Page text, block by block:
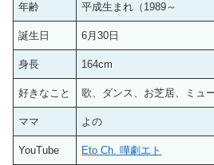
年齢 平成生まれ（1989～
誕生日 6月30日
身長 164cm
好きなこと 歌、ダンス、お芝居、ミュ
ママ よの
YouTube Eto Ch. 嘩劇エト